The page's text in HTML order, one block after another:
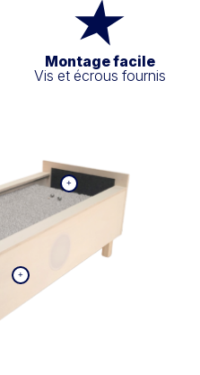
Montage facile
Vis et écrous fournis